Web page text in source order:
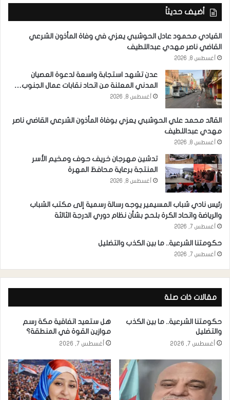
أضيف حديثاً
القيادي محمود عادل الحوشبي يعزي في وفاة المأذون الشرعي
القاضي ناصر مهدي عبداللطيف
أغسطس 8, 2026
عدن تشهد استجابة واسعة لدعوة العصيان
المدني المعلنة من اتحاد نقابات عمال الجنوب…
أغسطس 8, 2026
القائد محمد علي الحوشبي يعزي بوفاة المأذون الشرعي القاضي ناصر
مهدي عبداللطيف
أغسطس 8, 2026
تدشين مهرجان خريف حوف ومخيم الأسر
المنتجة برعاية محافظ المهرة
أغسطس 8, 2026
رئيس نادي شباب المسيمير يوجه رسالة رسمية إلى مكتب الشباب
والرياضة واتحاد الكرة بلحج بشأن نظام دوري الدرجة الثالثة
أغسطس 7, 2026
حكومتنا الشرعية.. ما بين الكذب والتضليل
أغسطس 7, 2026
مقالات ذات صلة
حكومتنا الشرعية.. ما بين الكذب
والتضليل
أغسطس 7, 2026
هل ستعيد اتفاقية مكة رسم
موازين القوة في المنطقة؟
أغسطس 7, 2026